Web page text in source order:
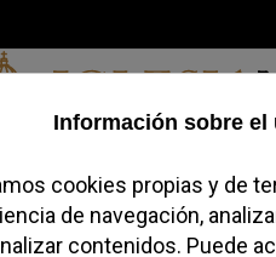
Jueves, 06 de
Blogs Temas